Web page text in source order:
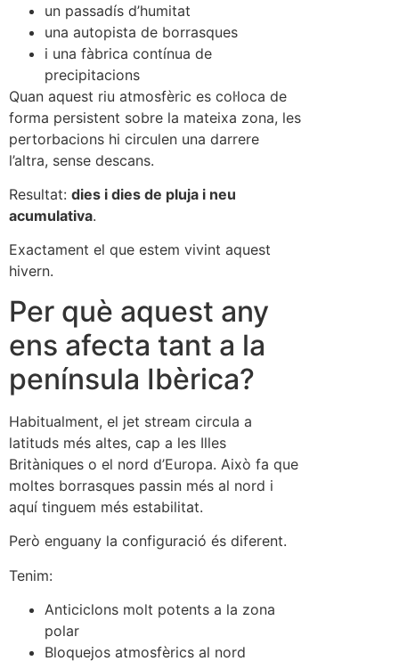
un passadís d’humitat
una autopista de borrasques
i una fàbrica contínua de
precipitacions
Quan aquest riu atmosfèric es col·loca de
forma persistent sobre la mateixa zona, les
pertorbacions hi circulen una darrere
l’altra, sense descans.
Resultat: dies i dies de pluja i neu
acumulativa.
Exactament el que estem vivint aquest
hivern.
Per què aquest any
ens afecta tant a la
península Ibèrica?
Habitualment, el jet stream circula a
latituds més altes, cap a les Illes
Britàniques o el nord d’Europa. Això fa que
moltes borrasques passin més al nord i
aquí tinguem més estabilitat.
Però enguany la configuració és diferent.
Tenim:
Anticiclons molt potents a la zona
polar
Bloquejos atmosfèrics al nord